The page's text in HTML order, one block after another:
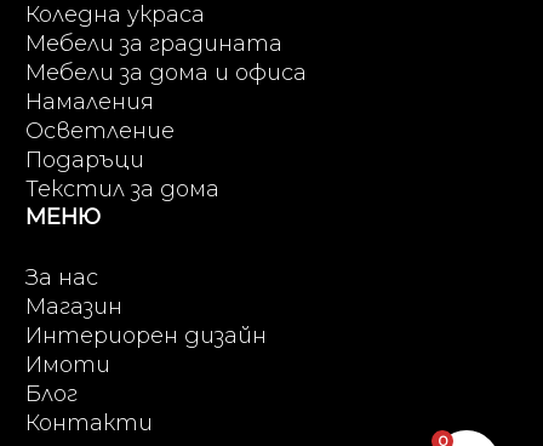
Коледна украса
Мебели за градината
Мебели за дома и офиса
Намаления
Осветление
Подаръци
Текстил за дома
МЕНЮ
За нас
Магазин
Интериорен дизайн
Имоти
Блог
Контакти
0